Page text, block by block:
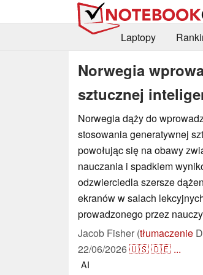
Laptopy
Norwegia
sztucznej
Norwegia dąży do
stosowania generatywnej
powołując się na obawy
nauczania i spadkiem
odzwierciedla szersze
ekranów w salach
prowadzonego przez
Jacob Fisher (tłumaczenie
22/06/2026🇺🇸🇩🇪 ...
AI